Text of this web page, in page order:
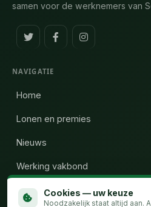
samen voor de werknemers van
NAVIGATIE
Home
Lonen en premies
Nieuws
Werking vakbond
Wie zijn wijCookies — uw keuze
Noodzakelijk staat altijd aan.